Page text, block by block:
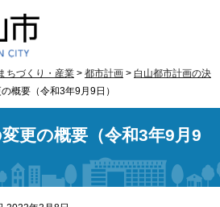
ちづくり・産業 > 都市計画 > 白山都市計画の決
概要（令和3年9月9日）
更の概要（令和3年9月9